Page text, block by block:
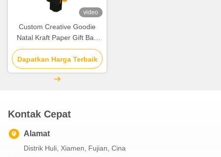
video
Custom Creative Goodie
Natal Kraft Paper Gift Bag
dengan Logo Anda sendiri
untuk pesta dekoratif Natal
Dapatkan Harga Terbaik
Kontak Cepat
Alamat
Distrik Huli, Xiamen, Fujian, Cina